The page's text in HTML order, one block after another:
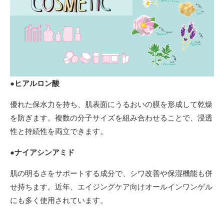
● ヒアルロン酸
優れた保水力を持ち、肌表面にうるおいの膜を形成して乾燥
を防ぎます。複数の分子サイズを組み合わせることで、浸透
性と持続性を両立できます。
●ナイアシンアミド
肌の明るさをサポートする成分で、シワ改善や保湿機能も併
せ持ちます。近年、エイジングケア向けオールインワンゲル
にも多く使用されています。